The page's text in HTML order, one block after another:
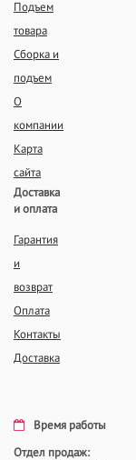
Подъем
товара
Сборка и
подъем
О
компании
Карта
сайта
Доставка
и оплата
Гарантия
и
возврат
Оплата
Контакты
Доставка
Время работы
Отдел продаж: